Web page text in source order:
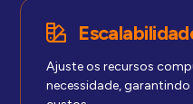
Ajuste os recursos
necessidade,